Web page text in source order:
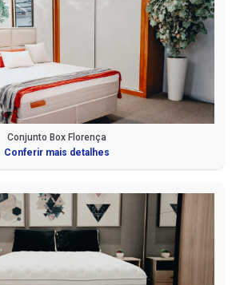
Conjunto Box Florença
Conferir mais detalhes